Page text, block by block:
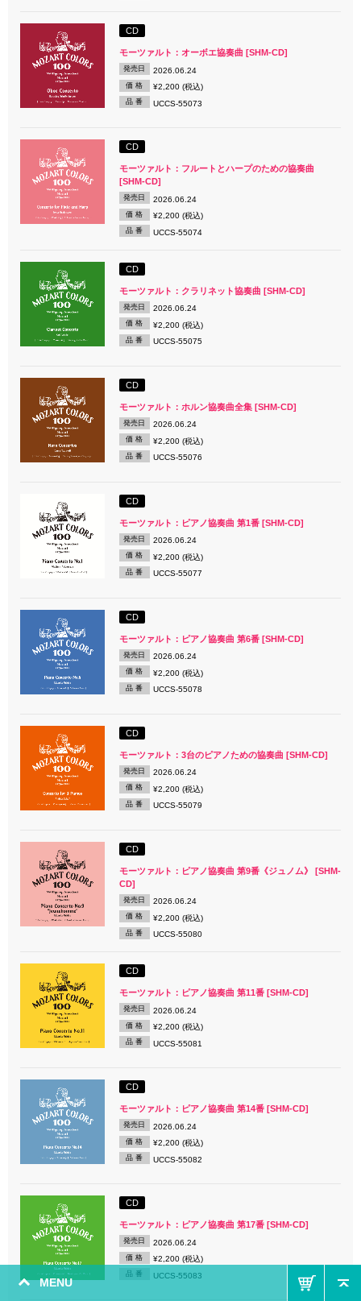
MENU
CD
モーツァルト：オーボエ協奏曲 [SHM-CD]
発売日 2026.06.24
価 格 ¥2,200 (税込)
品 番 UCCS-55073
CD
モーツァルト：フルートとハープのための協奏曲
[SHM-CD]
発売日 2026.06.24
価 格 ¥2,200 (税込)
品 番 UCCS-55074
CD
モーツァルト：クラリネット協奏曲 [SHM-CD]
発売日 2026.06.24
価 格 ¥2,200 (税込)
品 番 UCCS-55075
CD
モーツァルト：ホルン協奏曲全集 [SHM-CD]
発売日 2026.06.24
価 格 ¥2,200 (税込)
品 番 UCCS-55076
CD
モーツァルト：ピアノ協奏曲 第1番 [SHM-CD]
発売日 2026.06.24
価 格 ¥2,200 (税込)
品 番 UCCS-55077
CD
モーツァルト：ピアノ協奏曲 第6番 [SHM-CD]
発売日 2026.06.24
価 格 ¥2,200 (税込)
品 番 UCCS-55078
CD
モーツァルト：3台のピアノための協奏曲 [SHM-CD]
発売日 2026.06.24
価 格 ¥2,200 (税込)
品 番 UCCS-55079
CD
モーツァルト：ピアノ協奏曲 第9番《ジュノム》 [SHM-
CD]
発売日 2026.06.24
価 格 ¥2,200 (税込)
品 番 UCCS-55080
CD
モーツァルト：ピアノ協奏曲 第11番 [SHM-CD]
発売日 2026.06.24
価 格 ¥2,200 (税込)
品 番 UCCS-55081
CD
モーツァルト：ピアノ協奏曲 第14番 [SHM-CD]
発売日 2026.06.24
価 格 ¥2,200 (税込)
品 番 UCCS-55082
CD
モーツァルト：ピアノ協奏曲 第17番 [SHM-CD]
発売日 2026.06.24
価 格 ¥2,200 (税込)
品 番 UCCS-55083